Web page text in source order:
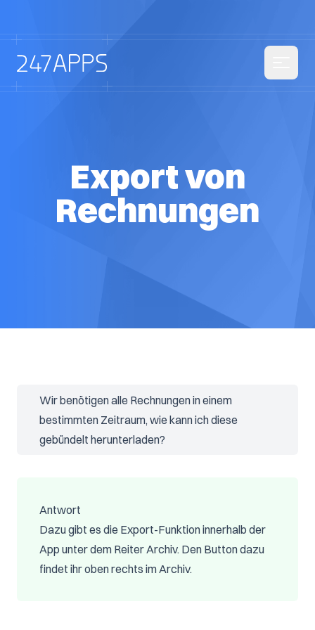
Export von
Rechnungen
Wir benötigen alle Rechnungen in einem
bestimmten Zeitraum, wie kann ich diese
gebündelt herunterladen?
Antwort
Dazu gibt es die Export-Funktion innerhalb der
App unter dem Reiter Archiv. Den Button dazu
findet ihr oben rechts im Archiv.